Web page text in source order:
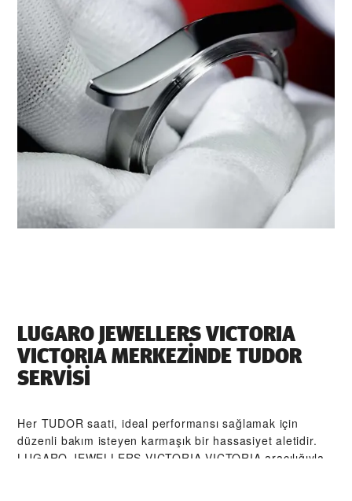
‭LUGARO JEWELLERS VICTORIA
VICTORIA‬ MERKEZİNDE TUDOR
SERVİSI
Her TUDOR saati, ideal performansı sağlamak için
düzenli bakım isteyen karmaşık bir hassasiyet aletidir.
‭LUGARO JEWELLERS VICTORIA VICTORIA‬ aracılığıyla,